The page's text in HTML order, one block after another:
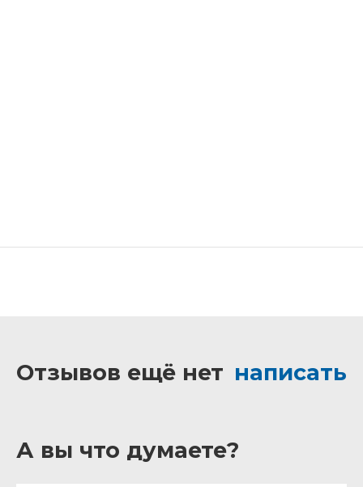
Отзывов ещё нет написать
А вы что думаете?